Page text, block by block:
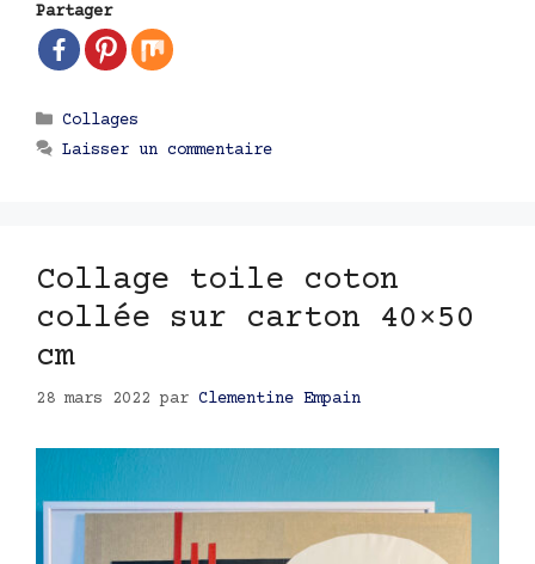
Partager
Catégories
Collages
Laisser un commentaire
Collage toile coton
collée sur carton 40×50
cm
28 mars 2022 par Clementine Empain